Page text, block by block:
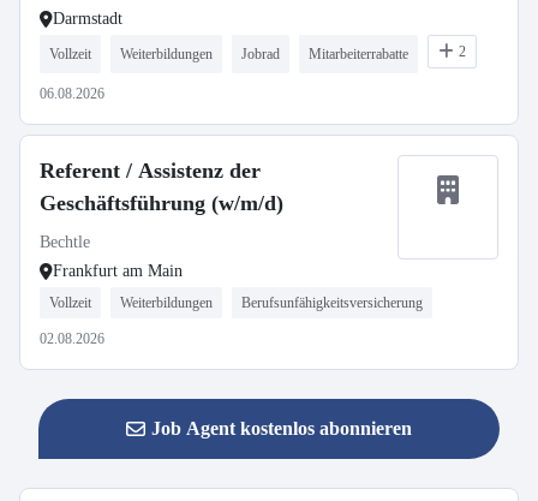
Darmstadt
Vollzeit Weiterbildungen Jobrad Mitarbeiterrabatte 2
06.08.2026
Referent / Assistenz der
Geschäftsführung (w/m/d)
Bechtle
Frankfurt am Main
Vollzeit Weiterbildungen Berufsunfähigkeitsversicherung
02.08.2026
Job Agent kostenlos abonnieren